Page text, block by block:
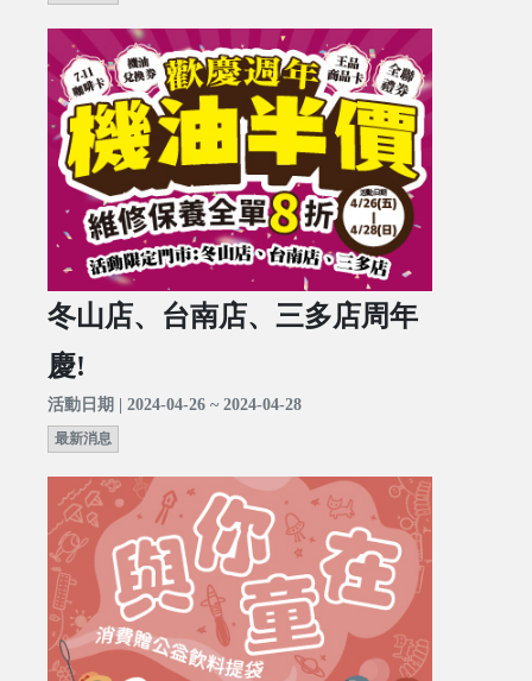
冬山店、台南店、三多店周年
慶!
活動日期 | 2024-04-26 ~ 2024-04-28
最新消息